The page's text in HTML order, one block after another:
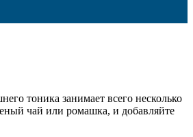
тоника занимает всего несколько
чай или ромашка, и добавляйте